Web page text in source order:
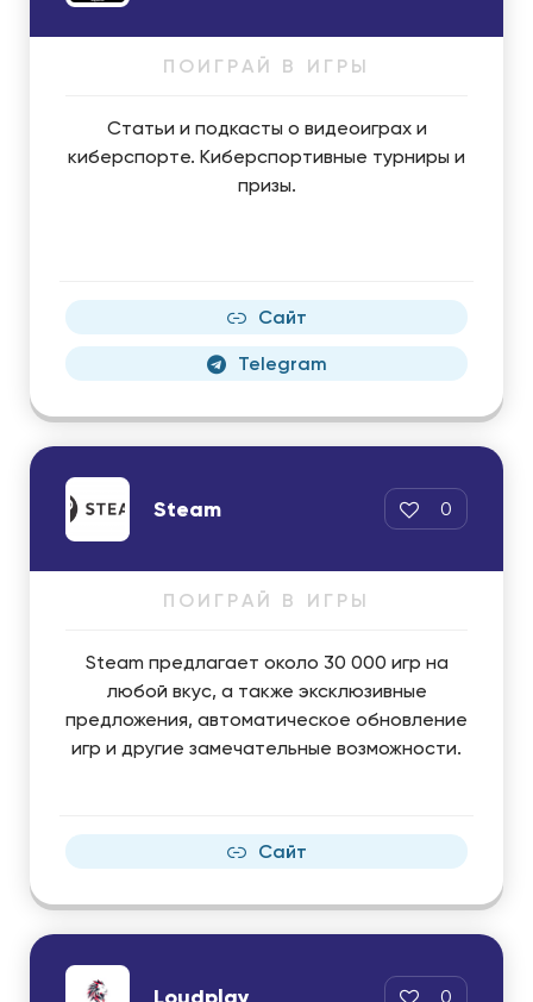
Loudplay 0
ПОИГРАЙ В ИГРЫ
Статьи и подкасты о видеоиграх и
киберспорте. Киберспортивные турниры и
призы.
Сайт
Telegram
Steam 0
ПОИГРАЙ В ИГРЫ
Steam предлагает около 30 000 игр на
любой вкус, а также эксклюзивные
предложения, автоматическое обновление
игр и другие замечательные возможности.
Сайт